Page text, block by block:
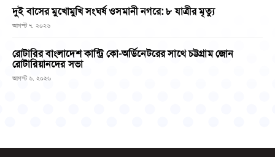
দুই বাসের মুখোমুখি সংঘর্ষ ওসমানী নগরে: ৮ যাত্রীর মৃত্যু
আগস্ট ৭, ২০২৬
রোটারির বাংলাদেশ কান্ট্রি কো-অর্ডিনেটরের সাথে চট্টগ্রাম জোন
রোটারিয়ানদের সভা
আগস্ট ৬, ২০২৬